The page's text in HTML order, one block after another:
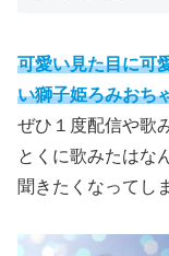
可愛い見た目に可
い獅子姫ろみおち
ぜひ１度配信や歌
とくに歌みたはな
聞きたくなってし